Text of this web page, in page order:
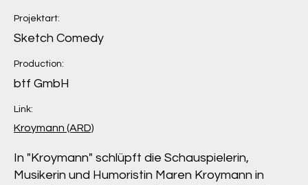
Projektart:
Sketch Comedy
Production:
btf GmbH
Link:
Kroymann (ARD)
In "Kroymann" schlüpft die Schauspielerin,
Musikerin und Humoristin Maren Kroymann in